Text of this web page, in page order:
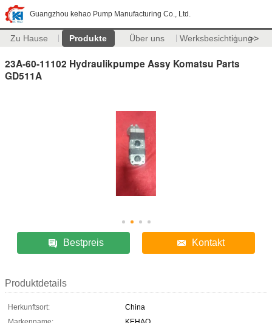
Guangzhou kehao Pump Manufacturing Co., Ltd.
Zu Hause Produkte Über uns Werksbesichtigung>>
23A-60-11102 Hydraulikpumpe Assy Komatsu Parts
GD511A
Bestpreis Kontakt
Produktdetails
Herkunftsort:
China